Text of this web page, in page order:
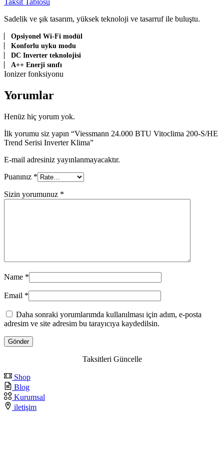
Taksit Tablosu
Sadelik ve şık tasarım, yüksek teknoloji ve tasarruf ile buluştu.
Opsiyonel Wi-Fi modül
Konforlu uyku modu
DC Inverter teknolojisi
A++ Enerji sınıfı
Ionizer fonksiyonu
Yorumlar
Henüz hiç yorum yok.
İlk yorumu siz yapın “Viessmann 24.000 BTU Vitoclima 200-S/HE
Trend Serisi Inverter Klima”
E-mail adresiniz yayınlanmayacaktır.
Puanınız *
Sizin yorumunuz *
Name *
Email *
Daha sonraki yorumlarımda kullanılması için adım, e-posta
adresim ve site adresim bu tarayıcıya kaydedilsin.
Taksitleri Güncelle
Shop
Blog
Kurumsal
iletişim